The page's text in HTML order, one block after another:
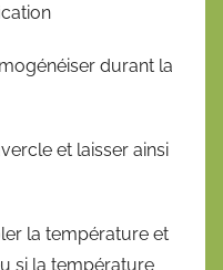
durant la
et laisser ainsi
la température et
si la température